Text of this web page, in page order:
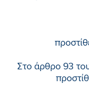
Στο άρθρο 93